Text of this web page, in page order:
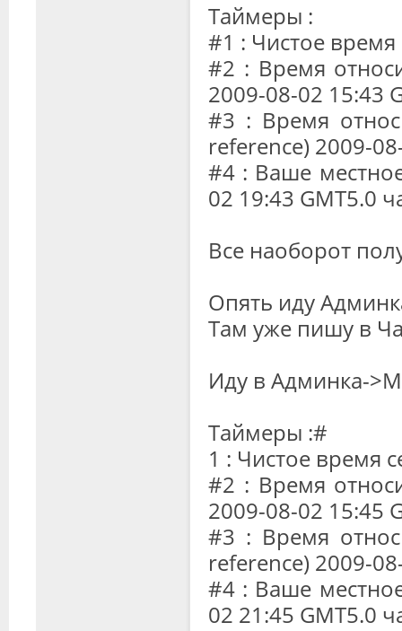
Таймеры :
#1 : Чистое
#2 : Время
2009-08-02 15:43
#3 : Время
reference) 2009-
#4 : Ваше
02 19:43 GMT5.0
Все наоборот
Опять иду
Там уже пишу в
Иду в Админка-
Таймеры :#
1 : Чистое время
#2 : Время
2009-08-02 15:45
#3 : Время
reference) 2009-
#4 : Ваше
02 21:45 GMT5.0